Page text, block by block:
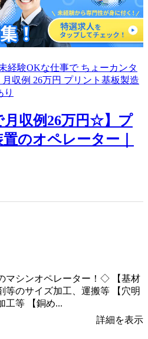
月収例26万円☆】プ
のオペレーター｜
マシンオペレーター！◇ 【基材
のサイズ加工、運搬等 【穴明
等 【銅め...
詳細を表示